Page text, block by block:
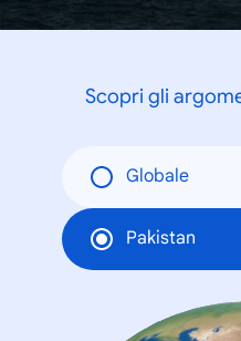
Scopri gli
Globale
Pakistan